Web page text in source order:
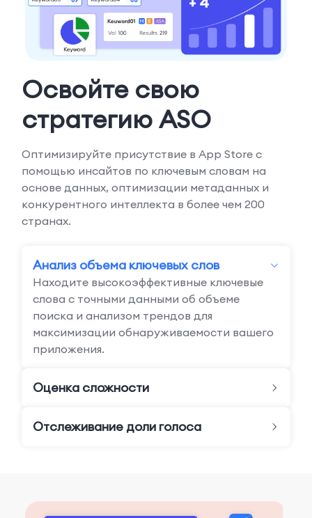
Освойте свою
стратегию ASO
Оптимизируйте присутствие в App Store с
помощью инсайтов по ключевым словам на
основе данных, оптимизации метаданных и
конкурентного интеллекта в более чем 200
странах.
Анализ объема ключевых слов
Находите высокоэффективные ключевые
слова с точными данными об объеме
поиска и анализом трендов для
максимизации обнаруживаемости вашего
приложения.
Оценка сложности
Отслеживание доли голоса